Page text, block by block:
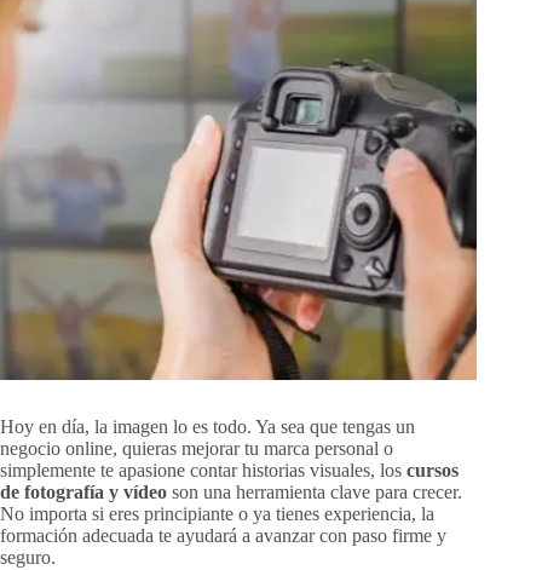
Hoy en día, la imagen lo es todo. Ya sea que tengas un
negocio online, quieras mejorar tu marca personal o
simplemente te apasione contar historias visuales, los cursos
de fotografía y vídeo son una herramienta clave para crecer.
No importa si eres principiante o ya tienes experiencia, la
formación adecuada te ayudará a avanzar con paso firme y
seguro.